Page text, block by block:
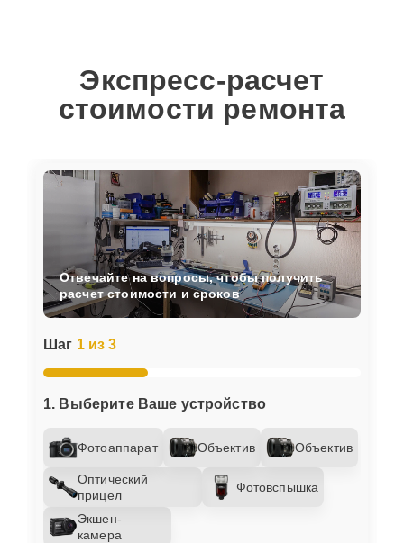
Экспресс-расчет
стоимости ремонта
Шаг 1 из 3
1. Выберите Ваше устройство
Фотоаппарат Объектив Объектив
Оптический
прицел
Фотовспышка
Экшен-
камера
Отвечайте на вопросы, чтобы получить
расчет стоимости и сроков